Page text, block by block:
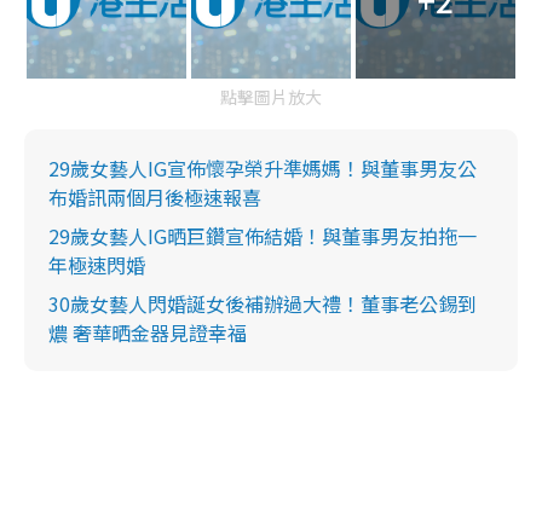
點擊圖片放大
29歲女藝人IG宣佈懷孕榮升準媽媽！與董事男友公
布婚訊兩個月後極速報喜
29歲女藝人IG晒巨鑽宣佈結婚！與董事男友拍拖一
年極速閃婚
30歲女藝人閃婚誕女後補辦過大禮！董事老公錫到
燶 奢華晒金器見證幸福